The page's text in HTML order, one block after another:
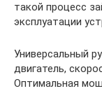
такой процесс
эксплуатации
Универсальный
двигатель,
Оптимальная